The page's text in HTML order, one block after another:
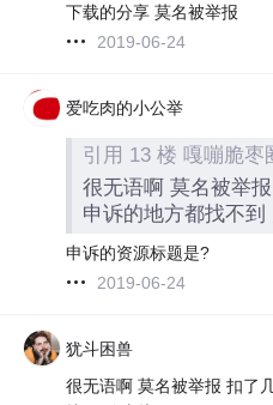
下载的分享 莫名被举报
2019-06-24
爱吃肉的小公举
引用 13 楼 嘎嘣脆枣
很无语啊 莫名被举报
申诉的地方都找不到
申诉的资源标题是?
2019-06-24
犹斗困兽
很无语啊 莫名被举报 扣了